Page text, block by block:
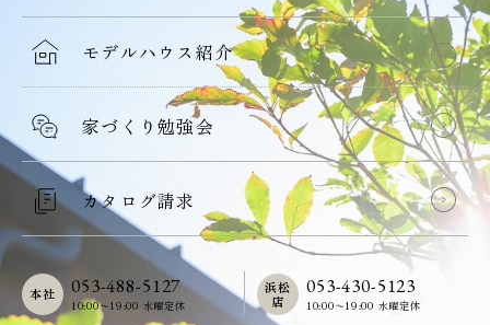
モデルハウス紹介
家づくり勉強会
カタログ請求
053-488-5127
10:00〜19:00 水曜定休
本社 053-430-5123
10:00〜19:00 水曜定休
浜松
店